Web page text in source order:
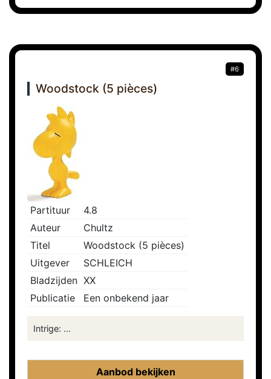
#6
Woodstock (5 pièces)
Partituur
4.8
Auteur
Chultz
Titel
Woodstock (5 pièces)
Uitgever
SCHLEICH
Bladzijden XX
Publicatie
Een onbekend jaar
Intrige: ...
Aanbod bekijken